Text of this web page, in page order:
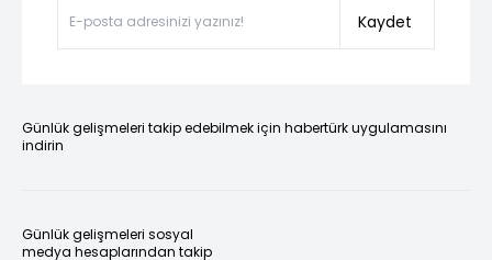
Kaydet
Günlük gelişmeleri takip edebilmek için habertürk uygulamasını
indirin
Günlük gelişmeleri sosyal
medya hesaplarından takip